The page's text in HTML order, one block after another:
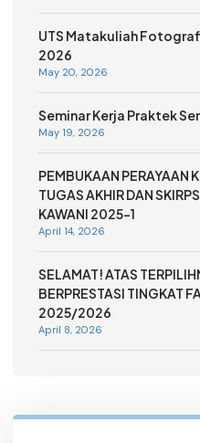
UTS Matakuliah
2026
May 20, 2026
Seminar Kerja Praktek
May 19, 2026
PEMBUKAAN PERAYAAN
TUGAS AKHIR DAN
KAWANI 2025-1
April 14, 2026
SELAMAT! ATAS
BERPRESTASI TINGKAT
2025/2026
April 8, 2026